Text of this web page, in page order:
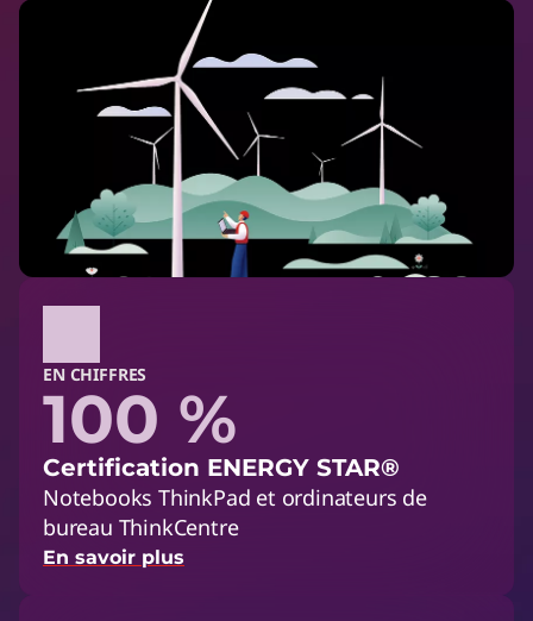
EN CHIFFRES
100 %
Certification ENERGY STAR®
Notebooks ThinkPad et ordinateurs de
bureau ThinkCentre
En savoir plus